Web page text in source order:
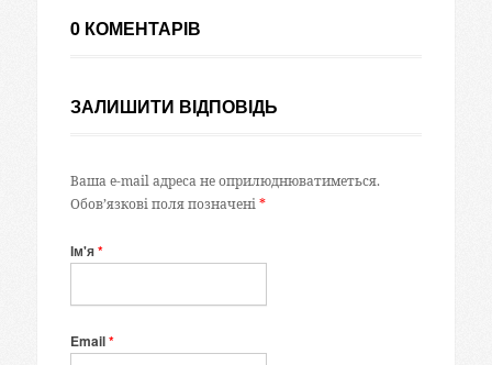
0 КОМЕНТАРІВ
ЗАЛИШИТИ ВІДПОВІДЬ
Ваша e-mail адреса не оприлюднюватиметься.
Обов’язкові поля позначені*
Ім'я*
Email*